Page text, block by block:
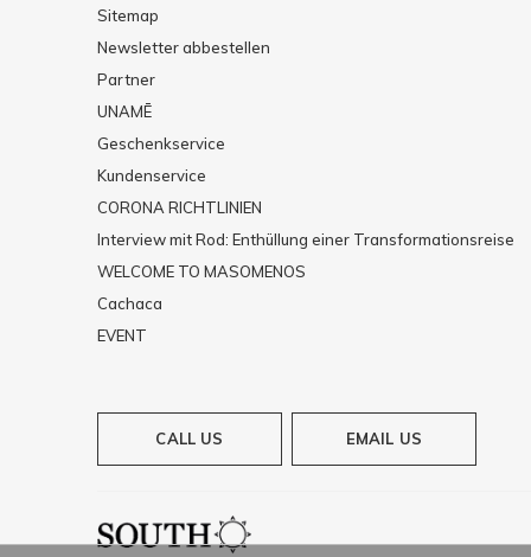
Sitemap
Newsletter abbestellen
Partner
UNAMĒ
Geschenkservice
Kundenservice
CORONA RICHTLINIEN
Interview mit Rod: Enthüllung einer Transformationsreise
WELCOME TO MASOMENOS
Cachaca
EVENT
CALL US EMAIL US